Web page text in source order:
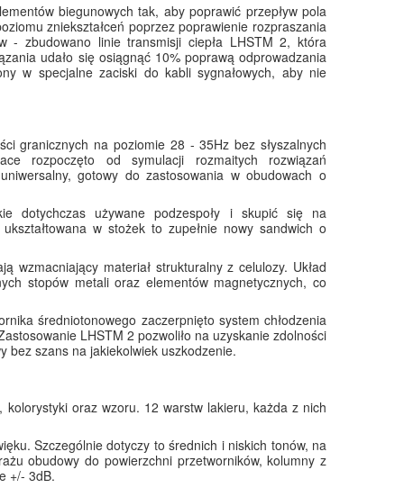
biegunowych tak, aby poprawić przepływ pola
zniekształceń poprzez poprawienie rozpraszania
- zbudowano linie transmisji ciepła LHSTM 2, która
udało się osiągnąć 10% poprawą odprowadzania
w specjalne zaciski do kabli sygnałowych, aby nie
granicznych na poziomie 28 - 35Hz bez słyszalnych
rozpoczęto od symulacji rozmaitych rozwiązań
gotowy do zastosowania w obudowach o
dotychczas używane podzespoły i skupić się na
w stożek to zupełnie nowy sandwich o
wzmacniający materiał strukturalny z celulozy. Układ
stopów metali oraz elementów magnetycznych, co
średniotonowego zaczerpnięto system chłodzenia
LHSTM 2 pozwoliło na uzyskanie zdolności
bez szans na jakiekolwiek uszkodzenie.
oraz wzoru. 12 warstw lakieru, każda z nich
Szczególnie dotyczy to średnich i niskich tonów, na
obudowy do powierzchni przetworników, kolumny z
+/- 3dB.